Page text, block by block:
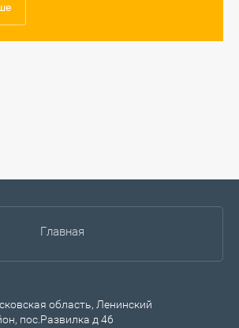
Главная
область, Ленинский
пос.Развилка д 46